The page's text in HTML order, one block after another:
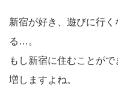
新宿が好き、遊びに行
る…。
もし新宿に住むことが
増しますよね。